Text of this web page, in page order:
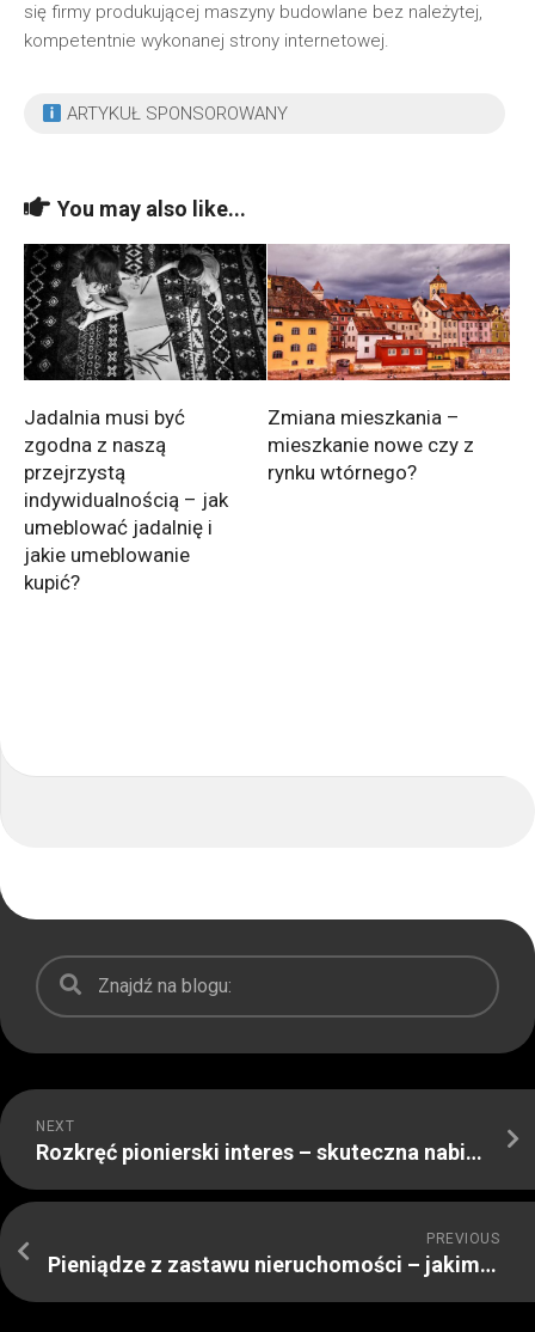
się firmy produkującej maszyny budowlane bez należytej,
kompetentnie wykonanej strony internetowej.
ARTYKUŁ SPONSOROWANY
You may also like...
Jadalnia musi być
zgodna z naszą
przejrzystą
indywidualnością – jak
umeblować jadalnię i
jakie umeblowanie
kupić?
Zmiana mieszkania –
mieszkanie nowe czy z
rynku wtórnego?
NEXT
Rozkręć pionierski interes – skuteczna nabijarka do papierosów ma prawo być przebojem!
PREVIOUS
Pieniądze z zastawu nieruchomości – jakim sposobem je zdobyć? Sprawdź finansowanie pod zastaw nieruchomości